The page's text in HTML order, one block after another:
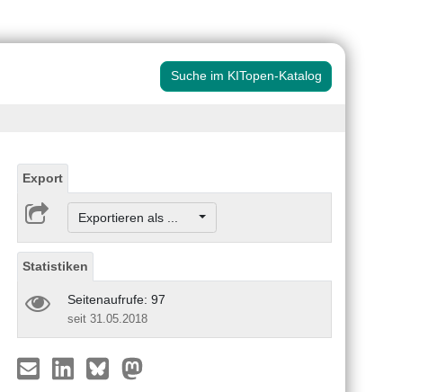
Suche im KITopen-Katalog
Export
Exportieren als ...
Statistiken
Seitenaufrufe: 97
seit 31.05.2018